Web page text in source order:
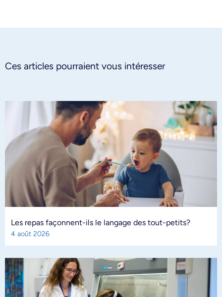
Ces articles pourraient vous intéresser
Les repas façonnent-ils le langage des tout-petits?
4 août 2026